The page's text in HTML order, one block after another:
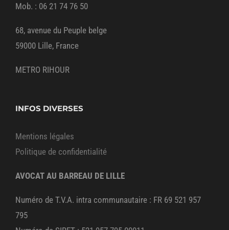
Mob. : 06 21 74 76 50
68, avenue du Peuple belge
59000 Lille, France
METRO RIHOUR
INFOS DIVERSES
Mentions légales
Politique de confidentialité
AVOCAT AU BARREAU DE LILLE
Numéro de T.V.A. intra communautaire : FR 69 521 957
795